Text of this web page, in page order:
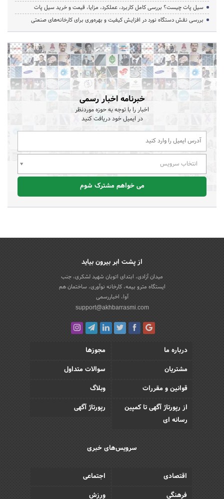
سیل پات چیست؟ بررسی کامل کاربرد، عملکرد، مزایا، قیمت و خرید سیل پات
بررسی نقش دستگاه نورد در افزایش کیفیت و بهره‌وری برای کارخانه‌های صنعتی
خبرنامه اخبار رسمی
اخبار را با توجه به حوزه موردنظر
در ایمیل خود دریافت کنید
انتخاب سرویس
می خواهم مشترک شوم
از پشت ابر بیرون بیاید
میدان آزادی، ابتدای اتوبان شهید لشکری، جنب
ایستگاه مترو بیمه، کارخانه نوآوری، ساختمان هم
آوا، اخباررسمی
support@akhbarrasmi.com
درباره ما
مجوزها
مشتریان
سوالات متداول
قوانین و مقررات
وبلاگ
از رپورتاژ آگهی تا کمپین
رسانه ای
رپورتاژ آگهی
سرویس‌های خبری
اقتصادی
اجتماعی
فرهنگی
ورزش